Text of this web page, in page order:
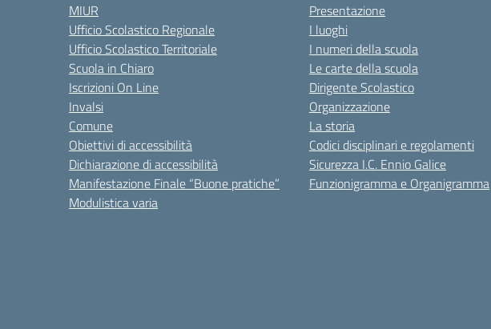
MIUR
Ufficio Scolastico Regionale
Ufficio Scolastico Territoriale
Scuola in Chiaro
Iscrizioni On Line
Invalsi
Comune
Obiettivi di accessibilità
Dichiarazione di accessibilità
Manifestazione Finale “Buone pratiche”
Modulistica varia
Presentazione
I luoghi
I numeri della scuola
Le carte della scuola
Dirigente Scolastico
Organizzazione
La storia
Codici disciplinari e regolamenti
Sicurezza I.C. Ennio Galice
Funzionigramma e Organigramma